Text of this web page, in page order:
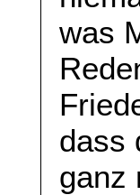
was
dass
ganz